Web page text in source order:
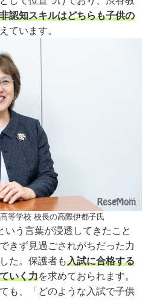
認知スキルはどちらも子供の
ています。
等学校 校長の高際伊都子氏
いう言葉が浸透してきたこと
きず見過ごされがちだった力
た。保護者も入試に合格する
いく力を求めておられます。
も、「どのような入試で子供